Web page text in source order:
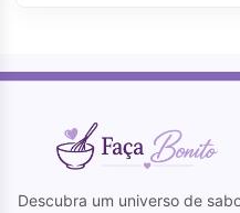
Descubra um universo de